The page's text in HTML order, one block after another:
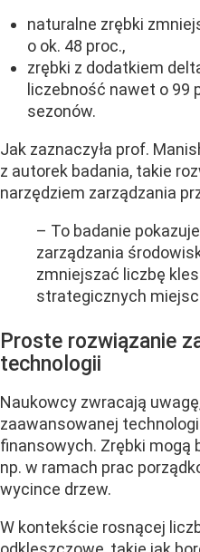
naturalne zrębki
o ok. 48 proc.,
zrębki z dodatkiem
liczebność nawet o 99
sezonów.
Jak zaznaczyła prof.
z autorek badania, takie
narzędziem zarządzania
– To badanie
zarządzania
zmniejszać liczbę
strategicznych
Proste rozwiązanie
technologii
Naukowcy zwracają
zaawansowanej
finansowych. Zrębki mogą
np. w ramach prac
wycince drzew.
W kontekście rosnącej